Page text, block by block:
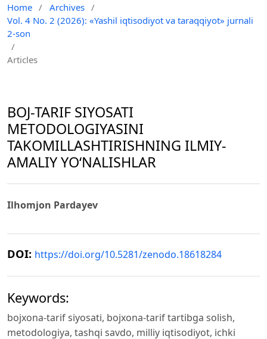
Home / Archives /
Vol. 4 No. 2 (2026): «Yashil iqtisodiyot va taraqqiyot» jurnali
2-son
/
Articles
BOJ-TARIF SIYOSATI
METODOLOGIYASINI
TAKOMILLASHTIRISHNING ILMIY-
AMALIY YO‘NALISHLAR
Ilhomjon Pardayev
DOI: https://doi.org/10.5281/zenodo.18618284
Keywords:
bojxona-tarif siyosati, bojxona-tarif tartibga solish,
metodologiya, tashqi savdo, milliy iqtisodiyot, ichki